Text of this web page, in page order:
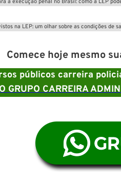
a execução penal no Brasil: como a LEP
na LEP: um olhar sobre as condições de
Comece hoje mesmo
públicos carreira
GRUPO CARREIRA